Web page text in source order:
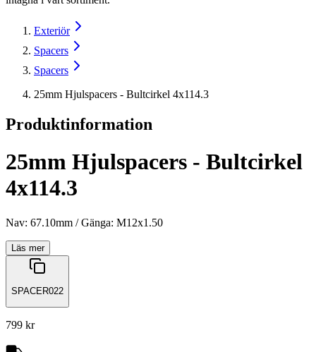
Exteriör
Spacers
Spacers
25mm Hjulspacers - Bultcirkel 4x114.3
Produktinformation
25mm Hjulspacers - Bultcirkel
4x114.3
Nav: 67.10mm / Gänga: M12x1.50
Läs mer
SPACER022
799 kr